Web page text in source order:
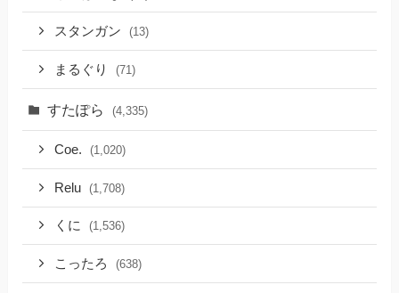
スタンガン (13)
まるぐり (71)
すたぽら (4,335)
Coe. (1,020)
Relu (1,708)
くに (1,536)
こったろ (638)